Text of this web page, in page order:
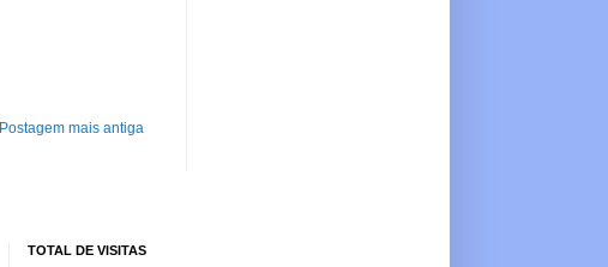
Postagem mais antiga
TOTAL DE VISITAS